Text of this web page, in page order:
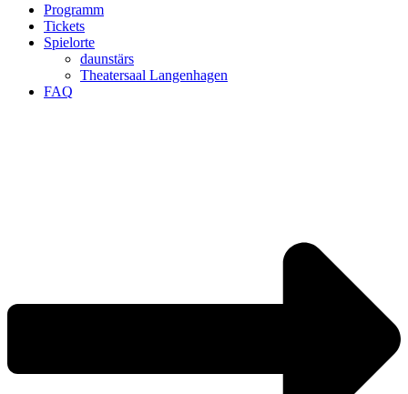
Programm
Tickets
Spielorte
daunstärs
Theatersaal Langenhagen
FAQ